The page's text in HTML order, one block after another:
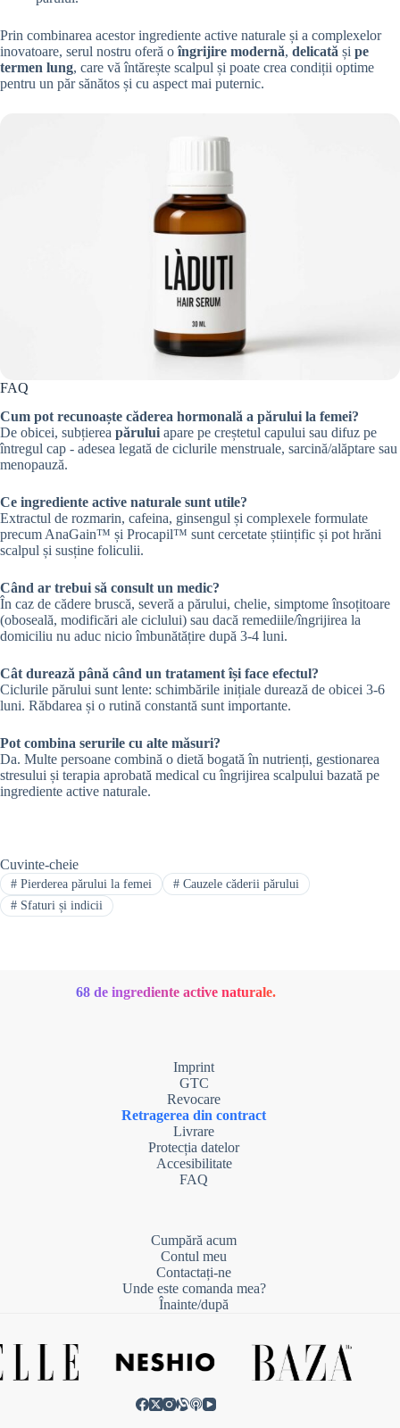
Prin combinarea acestor ingrediente active naturale și a complexelor
inovatoare, serul nostru oferă oîngrijire modernă, delicată și pe
termen lung, care vă întărește scalpul și poate crea condiții optime
pentru un păr sănătos și cu aspect mai puternic.
FAQ
Cum pot recunoaște căderea hormonală a părului la femei?
De obicei, subțierea părului apare pe creștetul capului sau difuz pe
întregul cap - adesea legată de ciclurile menstruale, sarcină/alăptare sau
menopauză.
Ce ingrediente active naturale sunt utile?
Extractul de rozmarin, cafeina, ginsengul și complexele formulate
precum AnaGain™ și Procapil™ sunt cercetate științific și pot hrăni
scalpul și susține foliculii.
Când ar trebui să consult un medic?
În caz de cădere bruscă, severă a părului, chelie, simptome însoțitoare
(oboseală, modificări ale ciclului) sau dacă remediile/îngrijirea la
domiciliu nu aduc nicio îmbunătățire după 3-4 luni.
Cât durează până când un tratament își face efectul?
Ciclurile părului sunt lente: schimbările inițiale durează de obicei 3-6
luni. Răbdarea și o rutină constantă sunt importante.
Pot combina serurile cu alte măsuri?
Da. Multe persoane combină o dietă bogată în nutrienți, gestionarea
stresului și terapia aprobată medical cu îngrijirea scalpului bazată pe
ingrediente active naturale.
Cuvinte-cheie
#Pierderea părului la femei
# Cauzele căderii părului
#Sfaturi și indicii
68 de ingrediente active naturale.
Imprint
GTC
Revocare
Retragerea din contract
Livrare
Protecția datelor
Accesibilitate
FAQ
Cumpără acum
Contul meu
Contactați-ne
Unde este comanda mea?
Înainte/după